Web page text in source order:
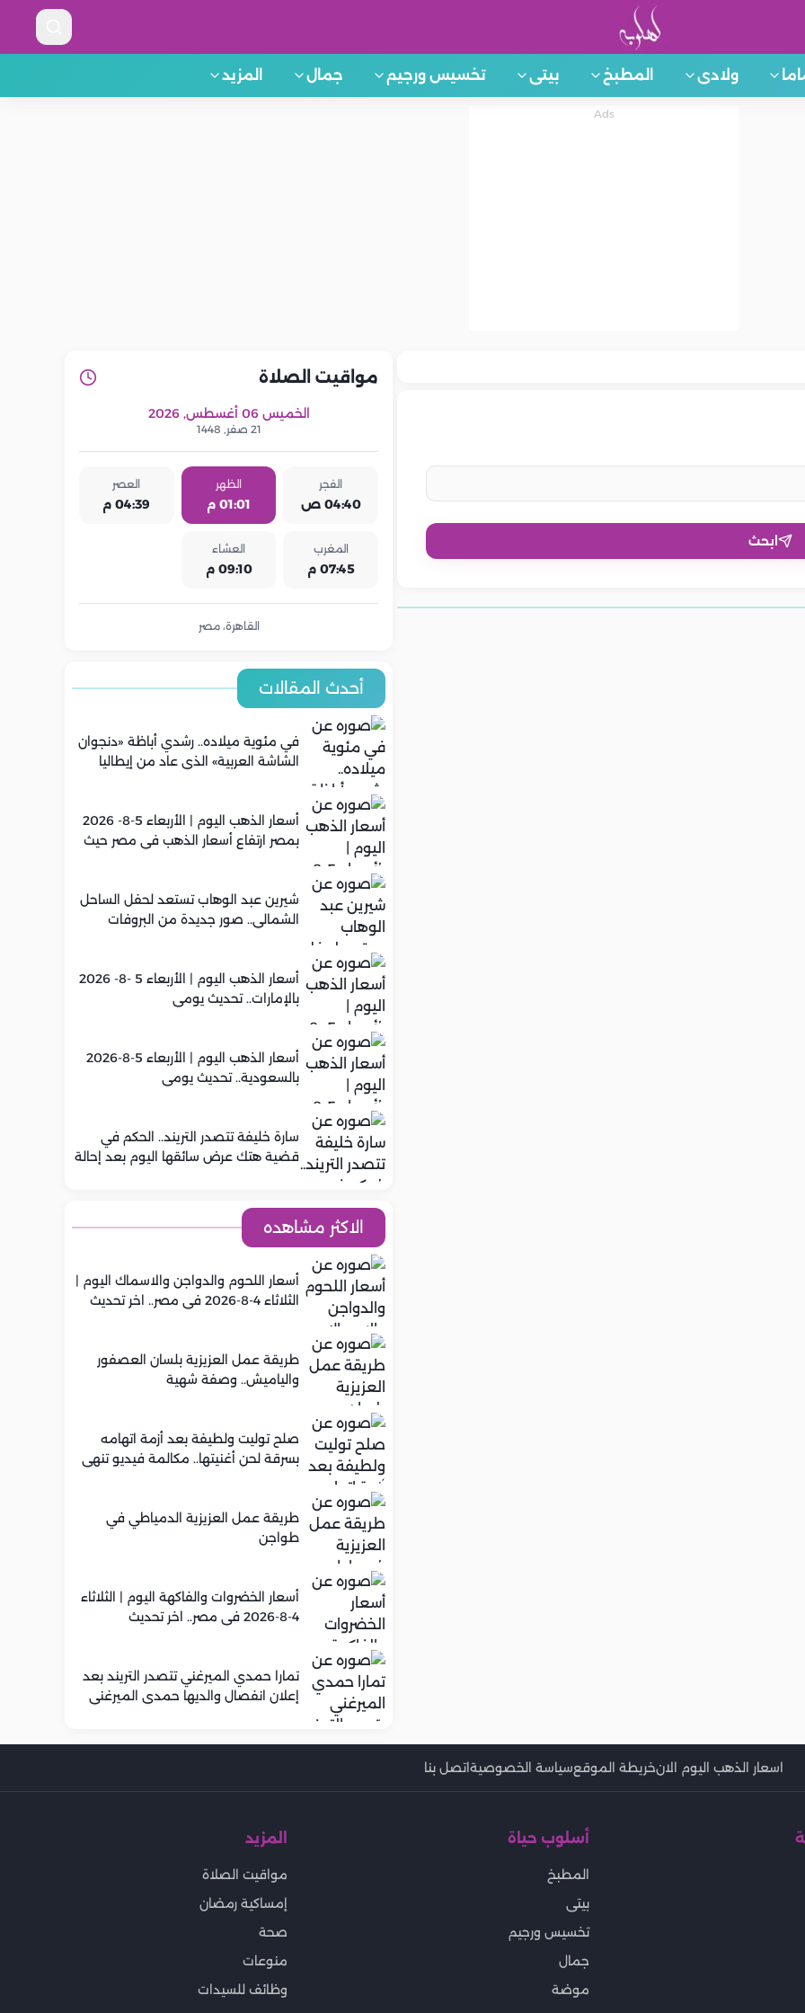
ولادى المطبخ بيتى تخسيس ورجيم جمال المزيد
ابحث
للبشرة.. وأضرار
التركية بدون سكر..
فوائد القهوة التركية على الريق..
للنساء..
مواقيت الصلاة
الخميس 06 أغسطس, 2026
21 صفر, 1448
الفجر
04:40 ص
الظهر
01:01 م
العصر
04:39 م
المغرب
07:45 م
العشاء
09:10 م
القاهرة، مصر
أحدث المقالات
في مئوية ميلاده.. رشدي أباظة «دنجوان
الشاشة العربية» الذي عاد من إيطاليا
أسعار الذهب اليوم | الأربعاء 5-8- 2026
بمصر ارتفاع أسعار الذهب في مصر حيث
شيرين عبد الوهاب تستعد لحفل الساحل
الشمالي.. صور جديدة من البروفات
أسعار الذهب اليوم | الأربعاء 5 -8- 2026
بالإمارات.. تحديث يومي
أسعار الذهب اليوم | الأربعاء 5-8-2026
بالسعودية.. تحديث يومي
سارة خليفة تتصدر التريند.. الحكم في
قضية هتك عرض سائقها اليوم بعد إحالة
الاكثر مشاهده
أسعار اللحوم والدواجن والاسماك اليوم |
الثلاثاء 4-8-2026 في مصر.. اخر تحديث
طريقة عمل العزيزية بلسان العصفور
والياميش.. وصفة شهية
صلح توليت ولطيفة بعد أزمة اتهامه
بسرقة لحن أغنيتها.. مكالمة فيديو تنهي
طريقة عمل العزيزية الدمياطي في
طواجن
أسعار الخضروات والفاكهة اليوم | الثلاثاء
4-8-2026 في مصر.. اخر تحديث
تمارا حمدي الميرغني تتصدر التريند بعد
إعلان انفصال والديها حمدي الميرغني
اسعار الذهب اليوم الانخريطة الموقعسياسة الخصوصيةاتصل بنا
أسلوب حياة
المطبخ
بيتى
تخسيس ورجيم
جمال
موضة
المزيد
مواقيت الصلاة
إمساكية رمضان
صحة
منوعات
وظائف للسيدات